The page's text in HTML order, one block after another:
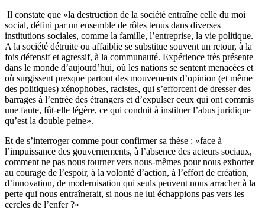
Il constate que «la destruction de la société entraîne celle du moi
social, défini par un ensemble de rôles tenus dans diverses
institutions sociales, comme la famille, l’entreprise, la vie politique.
A la société détruite ou affaiblie se substitue souvent un retour, à la
fois défensif et agressif, à la communauté. Expérience très présente
dans le monde d’aujourd’hui, où les nations se sentent menacées et
où surgissent presque partout des mouvements d’opinion (et même
des politiques) xénophobes, racistes, qui s’efforcent de dresser des
barrages à l’entrée des étrangers et d’expulser ceux qui ont commis
une faute, fût-elle légère, ce qui conduit à instituer l’abus juridique
qu’est la double peine».
Et de s’interroger comme pour confirmer sa thèse : «face à
l’impuissance des gouvernements, à l’absence des acteurs sociaux,
comment ne pas nous tourner vers nous-mêmes pour nous exhorter
au courage de l’espoir, à la volonté d’action, à l’effort de création,
d’innovation, de modernisation qui seuls peuvent nous arracher à la
perte qui nous entraînerait, si nous ne lui échappions pas vers les
cercles de l’enfer ?»